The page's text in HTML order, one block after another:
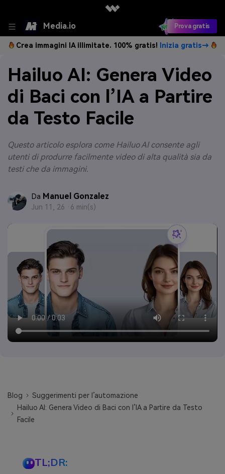
Media.io Prova gratis
Crea immagini IA illimitate. 100% gratis! Inizia gratis→
Hailuo AI: Genera Video
di Baci con l’IA a Partire
da Testo Facile
Questo articolo esplora come Hailuo AI consente agli
utenti di produrre facilmente video di alta qualità sia da
testi che da immagini.
Da Manuel Gonzalez
Jun 11, 26 · 6 min(s)
Blog
Suggerimenti per l’automazione
Hailuo AI: Genera Video di Baci con l’IA a Partire da Testo
Facile
TL;DR: